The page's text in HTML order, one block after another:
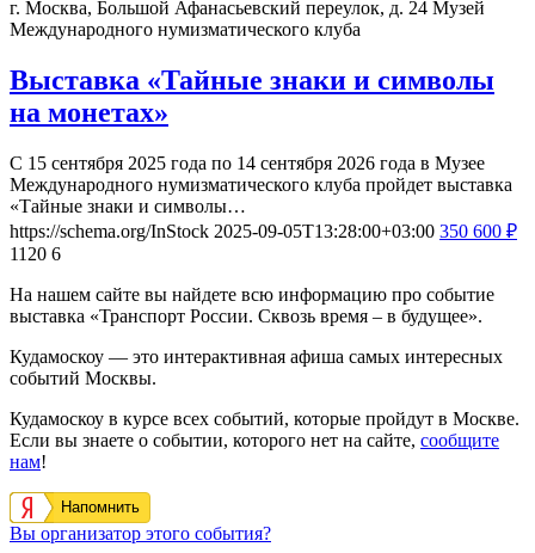
г. Москва, Большой Афанасьевский переулок, д. 24 Музей
Международного нумизматического клуба
Выставка «Тайные знаки и символы
на монетах»
С 15 сентября 2025 года по 14 сентября 2026 года в Музее
Международного нумизматического клуба пройдет выставка
«Тайные знаки и символы…
https://schema.org/InStock 2025-09-05T13:28:00+03:00 350 600 ₽
1120 6
На нашем сайте вы найдете всю информацию про событие
выставка «Транспорт России. Сквозь время – в будущее».
Кудамоскоу — это интерактивная афиша самых интересных
событий Москвы.
Кудамоскоу в курсе всех событий, которые пройдут в Москве.
Если вы знаете о событии, которого нет на сайте, сообщите
нам!
Напомнить
Вы организатор этого события?